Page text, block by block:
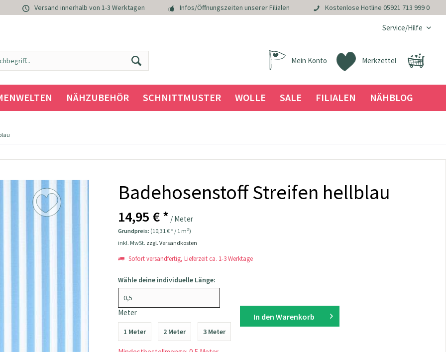
Versand innerhalb von 1-3 Werktagen Infos/Öffnungszeiten unserer Filialen Kostenlose Hotline 05921 713 999 0
Service/Hilfe
Merkzettel
Mein Konto
NÄHZUBEHÖR SCHNITTMUSTER WOLLE SALE FILIALEN NÄHBLOG
Badehosenstoff Streifen hellblau
14,95 € * / Meter
Grundpreis: (10,31 € * / 1 m²)
inkl. MwSt. zzgl. Versandkosten
Sofort versandfertig, Lieferzeit ca. 1-3 Werktage
Wähle deine individuelle Länge:
Meter
1 Meter 2 Meter 3 Meter
In den Warenkorb